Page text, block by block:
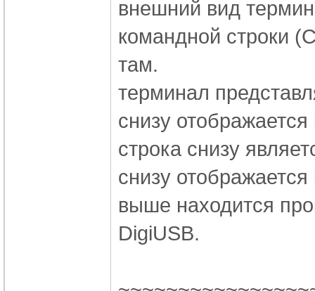
внешний вид
командной строки
там.
терминал
снизу
строка снизу
снизу
выше находится
DigiUSB.